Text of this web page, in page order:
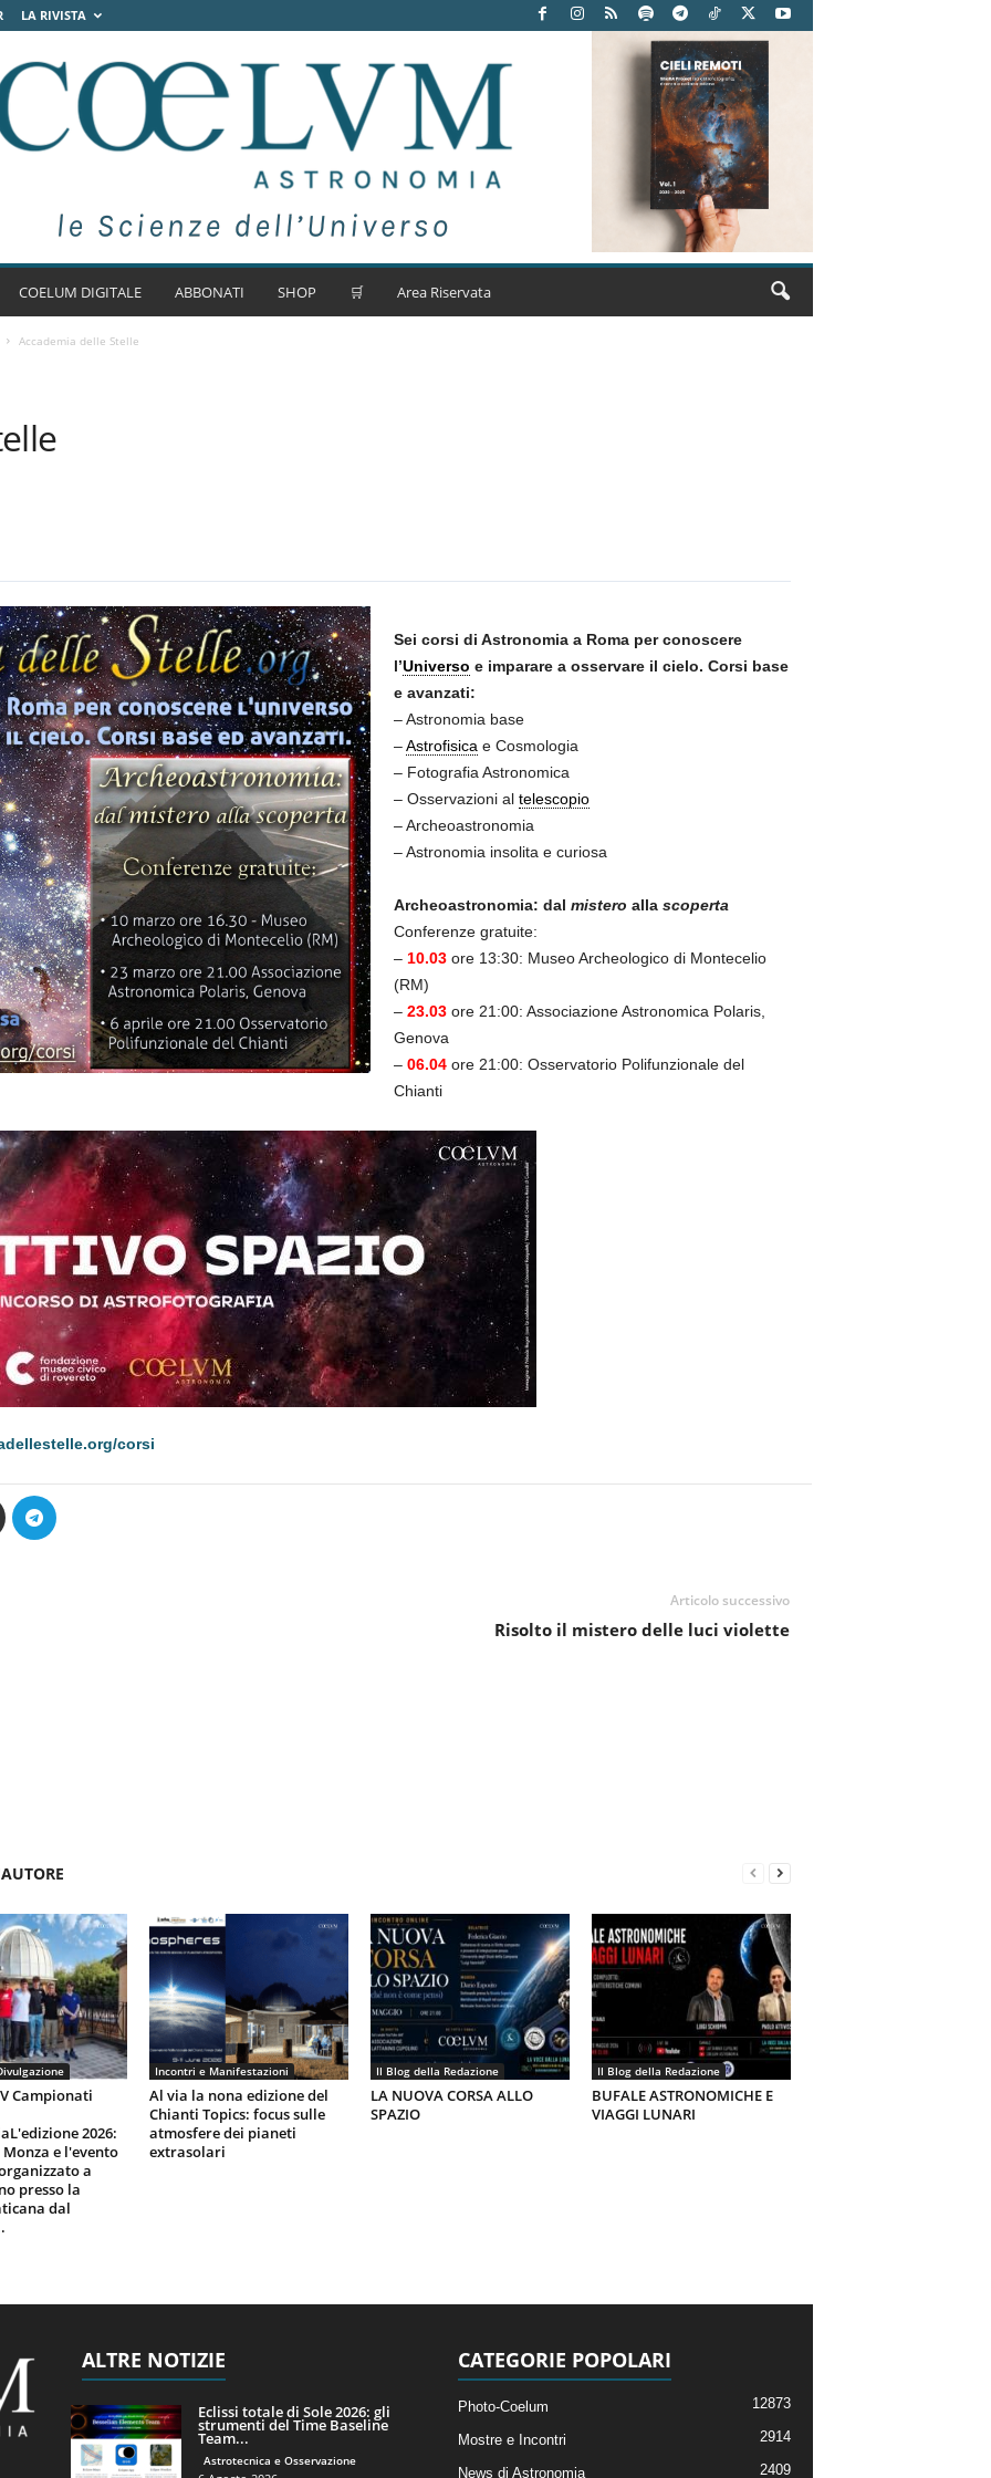
LA RIVISTA
COELUM DIGITALE ABBONATI SHOP 🛒 Area Riservata
Accademia delle Stelle
Sei corsi di Astronomia a Roma per conoscere
l’Universo e imparare a osservare il cielo. Corsi base
e avanzati:
– Astronomia base
–Astrofisica e Cosmologia
– Fotografia Astronomica
– Osservazioni al telescopio
– Archeoastronomia
– Astronomia insolita e curiosa
Archeoastronomia: dal mistero alla scoperta
Conferenze gratuite:
–10.03ore 13:30: Museo Archeologico di Montecelio
(RM)
– 23.03ore 21:00: Associazione Astronomica Polaris,
Genova
– 06.04ore 21:00: Osservatorio Polifunzionale del
Chianti
corsi
Articolo successivo
Risolto il mistero delle luci violette
Campionati
2026:
e l'evento
a
presso la
dal
Incontri e Manifestazioni
Al via la nona edizione del
Chianti Topics: focus sulle
atmosfere dei pianeti
extrasolari
Il Blog della Redazione
LA NUOVA CORSA ALLO
SPAZIO
Il Blog della Redazione
BUFALE ASTRONOMICHE E
VIAGGI LUNARI
ALTRE NOTIZIE
Eclissi totale di Sole 2026: gli
strumenti del Time Baseline
Team...
Astrotecnica e Osservazione
CATEGORIE POPOLARI
Photo-Coelum 12873
Mostre e Incontri 2914
News di Astronomia 2409